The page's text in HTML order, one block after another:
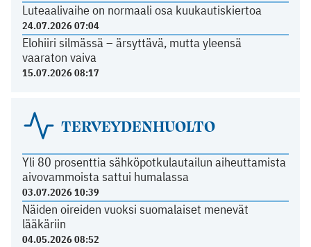
Luteaalivaihe on normaali osa kuukautiskiertoa
24.07.2026 07:04
Elohiiri silmässä – ärsyttävä, mutta yleensä
vaaraton vaiva
15.07.2026 08:17
TERVEYDENHUOLTO
Yli 80 prosenttia sähköpotkulautailun aiheuttamista
aivovammoista sattui humalassa
03.07.2026 10:39
Näiden oireiden vuoksi suomalaiset menevät
lääkäriin
04.05.2026 08:52